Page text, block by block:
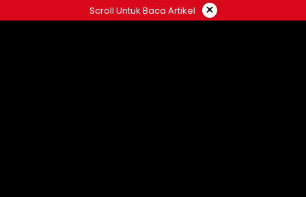
to
Scroll Untuk Baca Artikel ×